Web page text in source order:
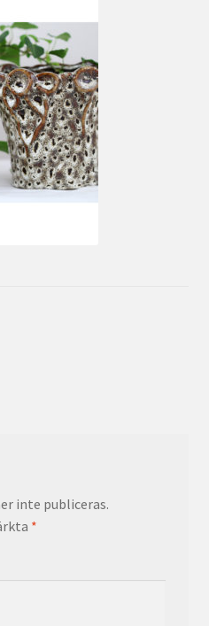
inte publiceras.
*